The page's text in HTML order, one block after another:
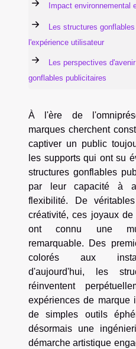
Impact environnemental
Les structures
l'expérience utilisateur
Les perspectives
gonflables publicitaires
À l'ère de
marques cherchent
captiver un public
les supports qui ont su
structures gonflables
par leur capacité à
flexibilité. De
créativité, ces joyaux
ont connu une
remarquable. Des
colorés aux
d'aujourd'hui, les
réinventent
expériences de marque
de simples outils
désormais une
démarche artistique